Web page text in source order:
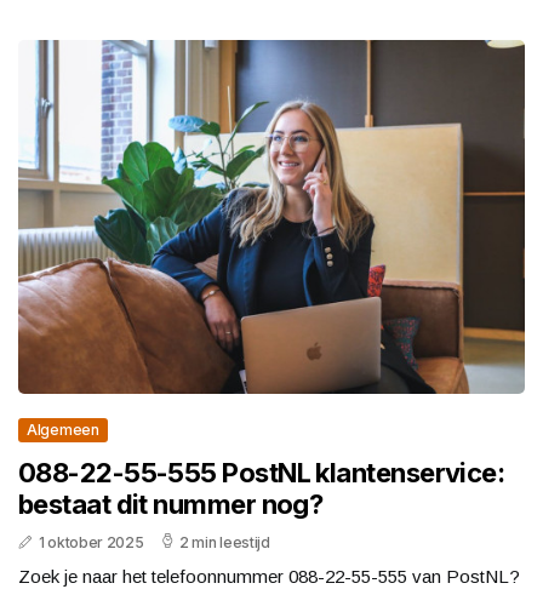
Algemeen
088-22-55-555 PostNL klantenservice:
bestaat dit nummer nog?
1 oktober 2025 2 min leestijd
Zoek je naar het telefoonnummer 088-22-55-555 van PostNL?